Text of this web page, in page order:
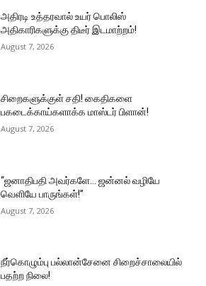
அதிரடி உத்தரவால் உயர் பொலிஸ்
அதிகாரிகளுக்கு திடீர் இடமாற்றம்!
August 7, 2026
சிறைகளுக்குள் சதி! கைதிகளை
பகடைக்காய்களாக்க மாஸ்டர் பிளான்!
August 7, 2026
“ஜனாதிபதி அவர்களே… ஜன்னல் வழியே
வெளியே பாருங்கள்!”
August 7, 2026
நீர்கொழும்பு பல்லான்சேனை சிறைச்சாலையில்
பதற்ற நிலை!